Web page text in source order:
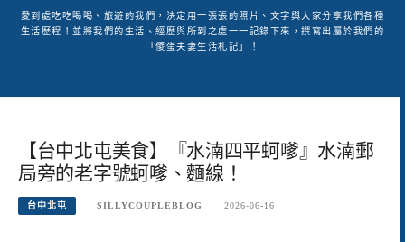
愛到處吃吃喝喝、旅遊的我們，決定用一張張的照片、文字與大家分享我們各種
生活歷程！並將我們的生活、經歷與所到之處一一記錄下來，撰寫出屬於我們的
「傻蛋夫妻生活札記」！
【台中北屯美食】『水湳四平蚵嗲』水湳郵
局旁的老字號蚵嗲、麵線！
台中北屯 SILLYCOUPLEBLOG 2026-06-16